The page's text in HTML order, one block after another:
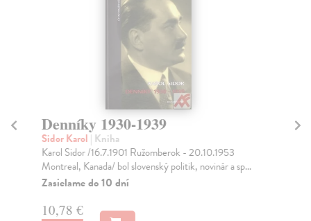
Denníky 1930-1939
Sidor Karol | Kniha
Karol Sidor /16.7.1901 Ružomberok - 20.10.1953
Montreal, Kanada/ bol slovenský politik, novinár a sp...
Zasielame do 10 dní
10,78 €